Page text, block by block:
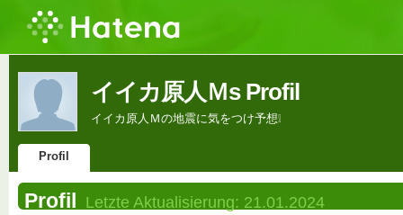
イイカ原人Ｍs Profil
イイカ原人Ｍの地震に気をつけ予想❕
Profil
Profil Letzte Aktualisierung: 21.01.2024